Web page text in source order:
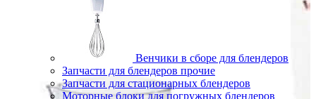
Венчики в сборе для блендеров
Запчасти для блендеров прочие
Запчасти для стационарных блендеров
Моторные блоки для погружных блендеров